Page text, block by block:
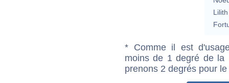
Lilith
* Comme il est
moins de 1 degré de la
prenons 2 degrés pour